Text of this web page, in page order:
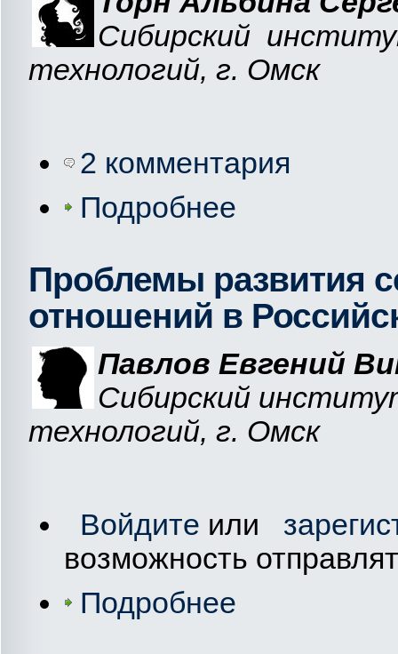
Сибирский
технологий, г. Омск
2 комментария
Подробнее
Проблемы развития
отношений в
Павлов Евгений
Сибирский
технологий, г. Омск
Войдите или
возможность
Подробнее